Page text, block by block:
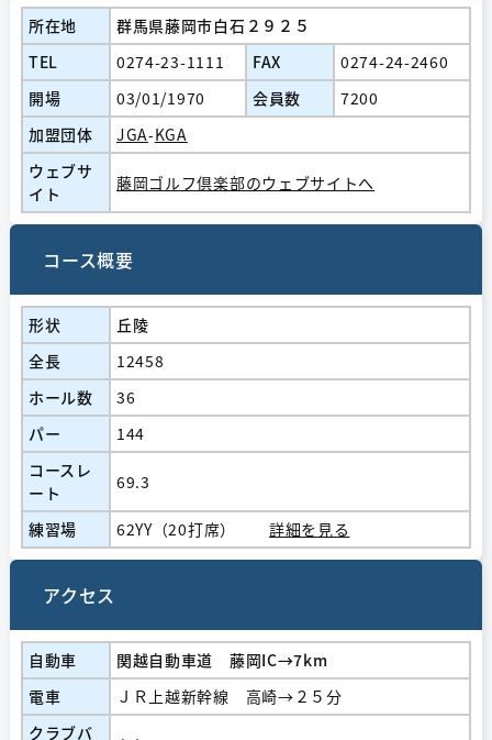
所在地
群馬県藤岡市白石２９２５
TEL
0274-23-1111 FAX
0274-24-2460
開場
03/01/1970 会員数
7200
加盟団体
JGA-KGA
ウェブサ
イト
藤岡ゴルフ倶楽部のウェブサイトへ
コース概要
形状
丘陵
全長
12458
ホール数
36
パー
144
コースレ
ート
69.3
練習場 62YY（20打席） 詳細を見る
アクセス
自動車
関越自動車道 藤岡IC→7km
電車
ＪＲ上越新幹線 高崎→２５分
クラブバ